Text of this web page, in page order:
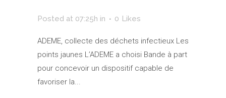
Posted at 07:25h in 0 Likes
ADEME, collecte des déchets infectieux Les
points jaunes L’ADEME a choisi Bande à part
pour concevoir un dispositif capable de
favoriser la...